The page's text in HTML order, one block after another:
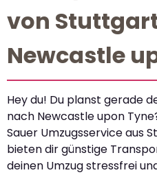
von
Newcastle
Hey du! Du planst gerade
nach Newcastle upon
Sauer Umzugsservice aus
bieten dir günstige
deinen Umzug stressfrei